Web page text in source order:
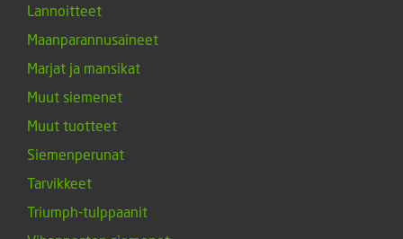
Lannoitteet
Maanparannusaineet
Marjat ja mansikat
Muut siemenet
Muut tuotteet
Siemenperunat
Tarvikkeet
Triumph-tulppaanit